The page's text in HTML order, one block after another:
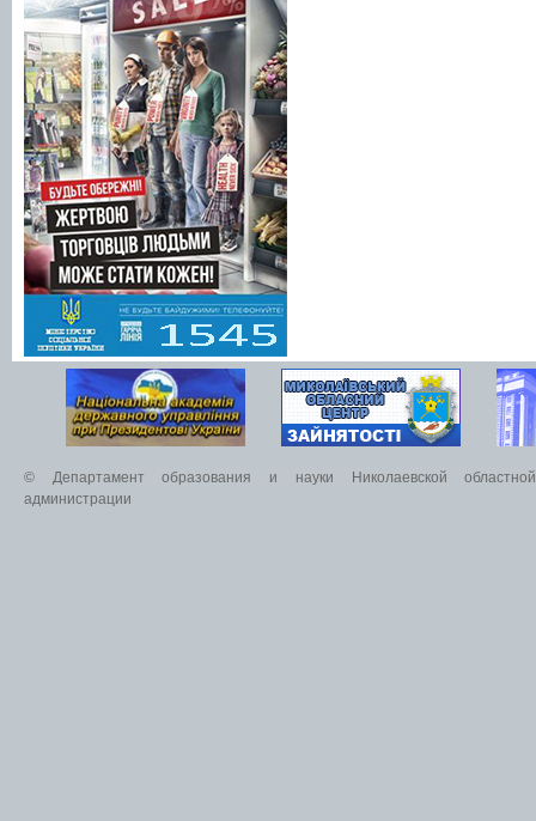
© Департамент образования и науки Николаевской областной
администрации